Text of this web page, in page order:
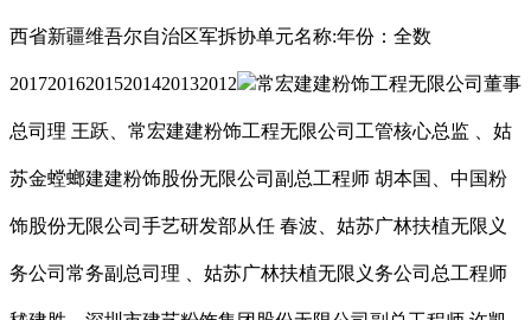
西省新疆维吾尔自治区军拆协单元名称:年份：全数
201720162015201420132012 常宏建建粉饰工程无限公司董事
总司理 王跃、常宏建建粉饰工程无限公司工管核心总监 、姑
苏金螳螂建建粉饰股份无限公司副总工程师 胡本国、中国粉
饰股份无限公司手艺研发部从任 春波、姑苏广林扶植无限义
务公司常务副总司理 、姑苏广林扶植无限义务公司总工程师